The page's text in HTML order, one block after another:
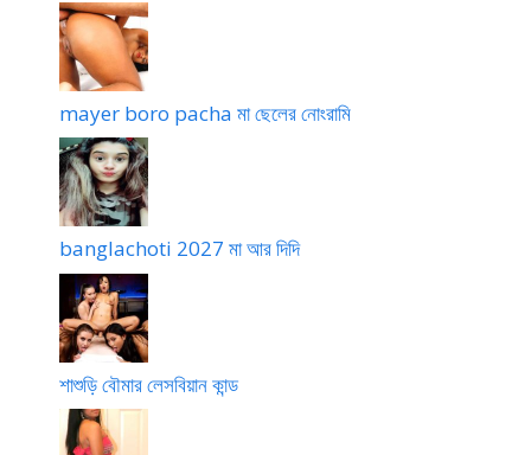
mayer boro pacha মা ছেলের নোংরামি
banglachoti 2027 মা আর দিদি
শাশুড়ি বৌমার লেসবিয়ান কান্ড